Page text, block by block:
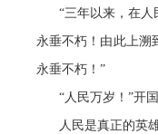
“三年以来，在
永垂不朽！由此上溯
永垂不朽！”
“人民万岁！”开
人民是真正的英